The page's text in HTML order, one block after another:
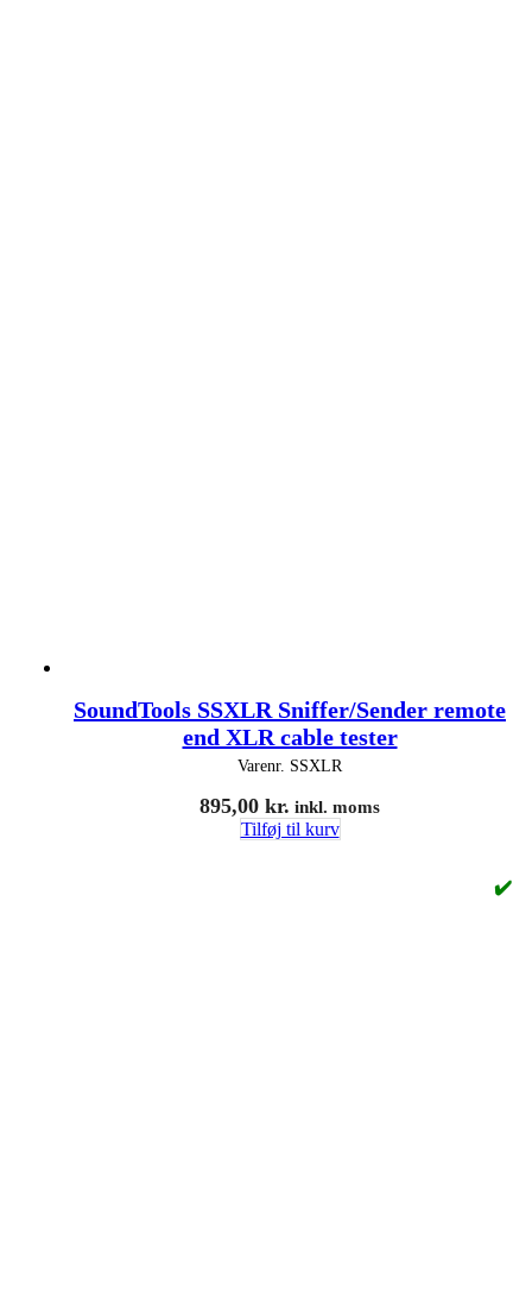
SoundTools SSXLR Sniffer/Sender remote
end XLR cable tester
Varenr. SSXLR
895,00 kr. inkl. moms
Tilføj til kurv
✔️